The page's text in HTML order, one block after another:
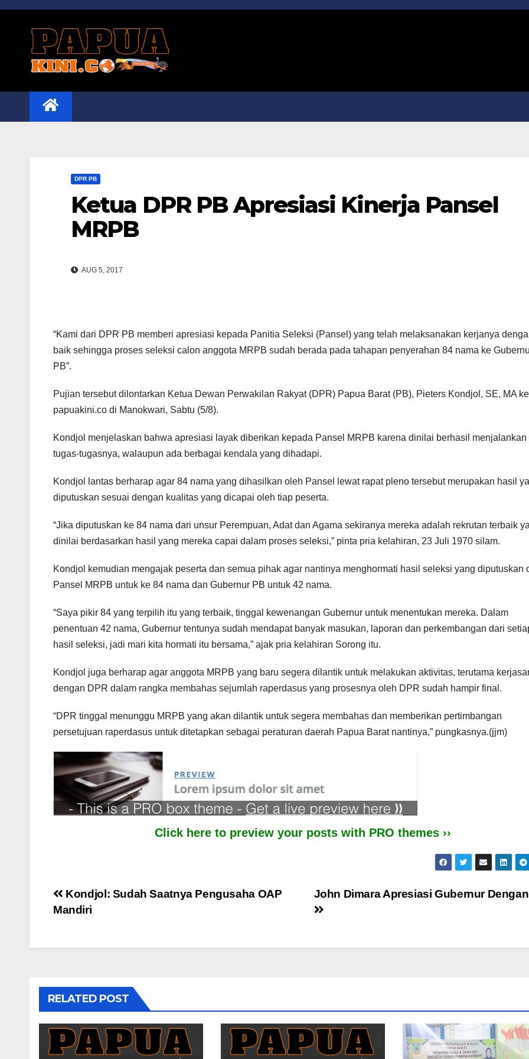
Skip
DPR PB
Ketua DPR PB Apresiasi Kinerja Pansel
MRPB
AUG 5, 2017
“Kami dari DPR PB memberi apresiasi kepada Panitia Seleksi (Pansel) yang telah melaksanakan kerjanya
baik sehingga proses seleksi calon anggota MRPB sudah berada pada tahapan penyerahan 84 nama ke
PB”.
Pujian tersebut dilontarkan Ketua Dewan Perwakilan Rakyat (DPR) Papua Barat (PB), Pieters Kondjol, SE, MA
papuakini.co di Manokwari, Sabtu (5/8).
Kondjol menjelaskan bahwa apresiasi layak diberikan kepada Pansel MRPB karena dinilai berhasil menjalankan
tugas-tugasnya, walaupun ada berbagai kendala yang dihadapi.
Kondjol lantas berharap agar 84 nama yang dihasilkan oleh Pansel lewat rapat pleno tersebut merupakan hasil
diputuskan sesuai dengan kualitas yang dicapai oleh tiap peserta.
“Jika diputuskan ke 84 nama dari unsur Perempuan, Adat dan Agama sekiranya mereka adalah rekrutan terbaik
dinilai berdasarkan hasil yang mereka capai dalam proses seleksi,” pinta pria kelahiran, 23 Juli 1970 silam.
Kondjol kemudian mengajak peserta dan semua pihak agar nantinya menghormati hasil seleksi yang diputuskan
Pansel MRPB untuk ke 84 nama dan Gubernur PB untuk 42 nama.
“Saya pikir 84 yang terpilih itu yang terbaik, tinggal kewenangan Gubernur untuk menentukan mereka. Dalam
penentuan 42 nama, Gubernur tentunya sudah mendapat banyak masukan, laporan dan perkembangan dari
hasil seleksi, jadi mari kita hormati itu bersama,” ajak pria kelahiran Sorong itu.
Kondjol juga berharap agar anggota MRPB yang baru segera dilantik untuk melakukan aktivitas, terutama
dengan DPR dalam rangka membahas sejumlah raperdasus yang prosesnya oleh DPR sudah hampir final.
“DPR tinggal menunggu MRPB yang akan dilantik untuk segera membahas dan memberikan pertimbangan
persetujuan raperdasus untuk ditetapkan sebagai peraturan daerah Papua Barat nantinya,” pungkasnya.(jjm)
Click here to preview your posts with PRO themes ››
Post
John Dimara Apresiasi Gubernur
Kondjol: Sudah Saatnya Pengusaha OAP
Mandiri
RELATED POST